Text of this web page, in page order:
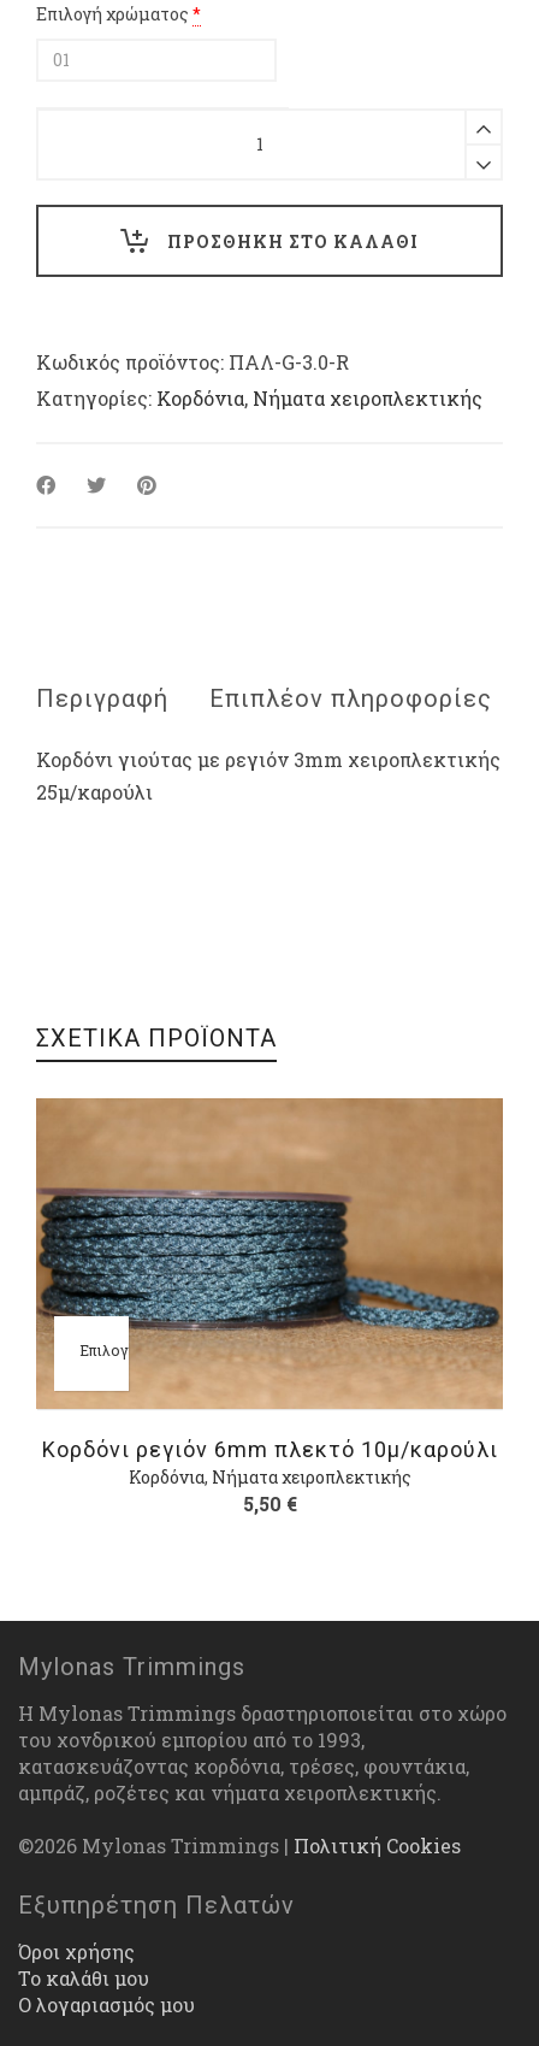
Επιλογή χρώματος *
ρεγιόν
χειροπλεκτικής
25μ/
ΠΡΟΣΘΗΚΗ ΣΤΟ ΚΑΛΑΘΙ
Κωδικός προϊόντος: ΠΑΛ-G-3.0-R
Κατηγορίες: Κορδόνια, Νήματα χειροπλεκτικής
Περιγραφή Επιπλέον πληροφορίες
Κορδόνι γιούτας με ρεγιόν 3mm χειροπλεκτικής
25μ/καρούλι
ΣΧΕΤΙΚΑ ΠΡΟΪΟΝΤΑ
Επιλογή
Κορδόνι ρεγιόν 6mm πλεκτό 10μ/καρούλι
Κορδόνια, Νήματα χειροπλεκτικής
5,50 €
Mylonas Trimmings
Η Mylonas Trimmings δραστηριοποιείται στο χώρο
του χονδρικού εμπορίου από το 1993,
κατασκευάζοντας κορδόνια, τρέσες, φουντάκια,
αμπράζ, ροζέτες και νήματα χειροπλεκτικής.
©2026 Mylonas Trimmings | Πολιτική Cookies
Εξυπηρέτηση Πελατών
Όροι χρήσης
Το καλάθι μου
Ο λογαριασμός μου